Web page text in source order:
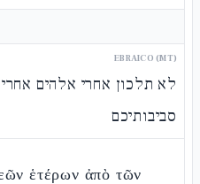
EBRAICO (MT)
לא תלכון אחרי אלהים
סביבותיכם
ἑτέρων ἀπὸ τῶν